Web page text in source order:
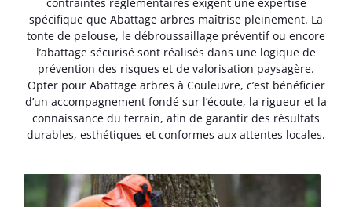
spécifique que Abattage arbres maîtrise pleinement. La
tonte de pelouse, le débroussaillage préventif ou encore
l’abattage sécurisé sont réalisés dans une logique de
prévention des risques et de valorisation paysagère.
Opter pour Abattage arbres à Couleuvre, c’est bénéficier
d’un accompagnement fondé sur l’écoute, la rigueur et la
connaissance du terrain, afin de garantir des résultats
durables, esthétiques et conformes aux attentes locales.